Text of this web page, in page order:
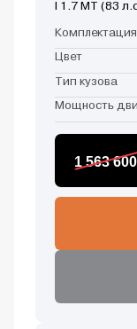
I 1.7 MT (83
Комплектация
Цвет
Тип кузова
Мощность
1 563